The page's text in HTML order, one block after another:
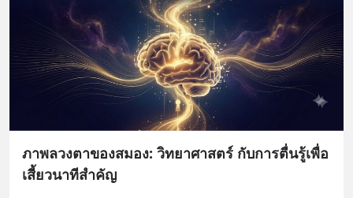
ภาพลวงตาของสมอง: วิทยาศาสตร์ กับการตื่นรู้เพื่อ
เสี้ยวนาทีสำคัญ